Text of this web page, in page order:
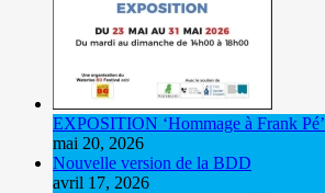
EXPOSITION ‘Hommage à Frank Pé’
mai 20, 2026
Nouvelle version de la BDD
avril 17, 2026